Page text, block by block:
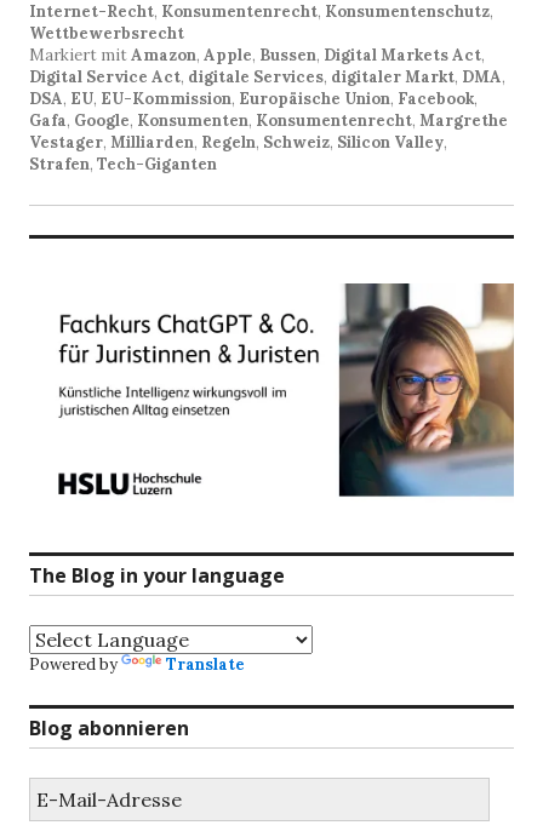
Internet-Recht, Konsumentenrecht, Konsumentenschutz,
Wettbewerbsrecht
Markiert mitAmazon, Apple, Bussen, Digital Markets Act,
Digital Service Act, digitale Services, digitaler Markt, DMA,
DSA, EU, EU-Kommission, Europäische Union, Facebook,
Gafa, Google, Konsumenten, Konsumentenrecht, Margrethe
Vestager, Milliarden, Regeln, Schweiz, Silicon Valley,
Strafen, Tech-Giganten
The Blog in your language
Powered by Translate
Blog abonnieren
Mail-